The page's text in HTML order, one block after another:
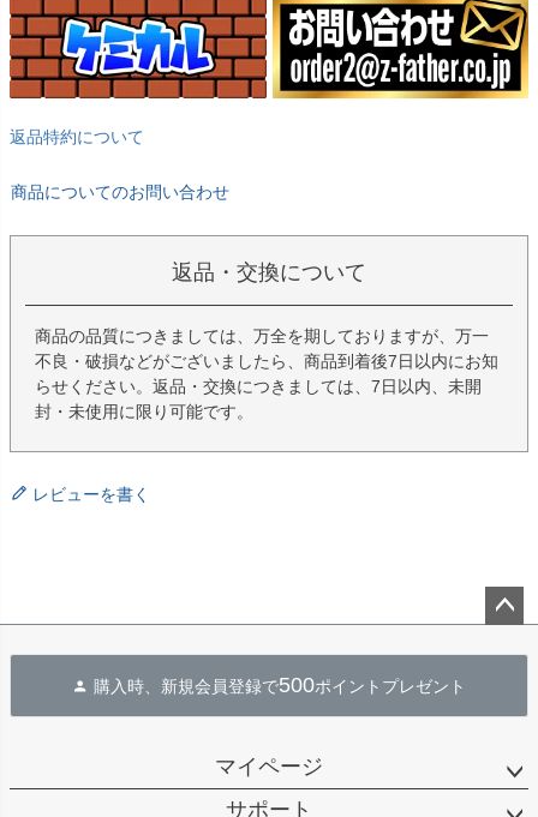
返品特約について
商品についてのお問い合わせ
返品・交換について
商品の品質につきましては、万全を期しておりますが、万一
不良・破損などがございましたら、商品到着後7日以内にお知
らせください。返品・交換につきましては、7日以内、未開
封・未使用に限り可能です。
レビューを書く
へ
購入時、新規会員登録で500ポイントプレゼント
マイページ
サポート